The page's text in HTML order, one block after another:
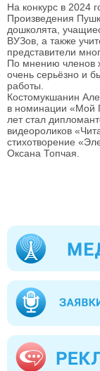
На конкурс в 2024
Произведения
дошколята,
ВУЗов, а также
представители
По мнению членов
очень серьёзно и
работы.
Костомукшанин
в номинации «Мой
лет стал
видеороликов
стихотворение
Оксана Топчая.